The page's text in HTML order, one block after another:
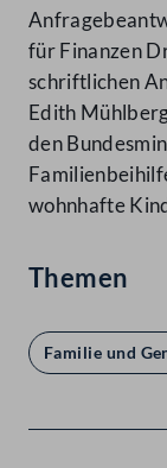
für Finanzen
schriftlichen
Edith
den
wohnhafte
Themen
Familie und